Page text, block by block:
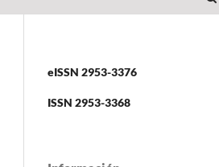
eISSN 2953-3376
ISSN 2953-3368